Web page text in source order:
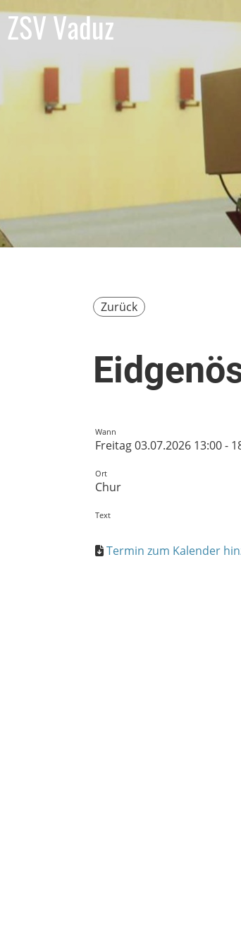
ZSV Vaduz
Zurück
Wann
Freitag 03.07.2026 13:00 -
Ort
Chur
Text
Termin zum Kalender